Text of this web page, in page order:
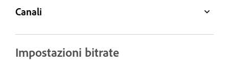
Canali
Impostazioni bitrate